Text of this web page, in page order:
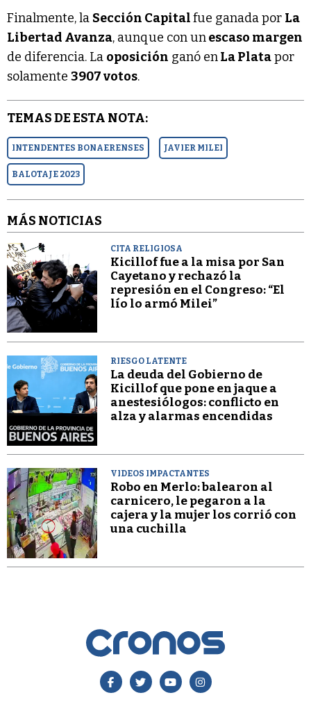
Finalmente, la Sección Capitalfue ganada por La
Libertad Avanza, aunque con unescaso margen
de diferencia. La oposición ganó enLa Platapor
solamente 3907 votos.
TEMAS DE ESTA NOTA:
INTENDENTES BONAERENSES JAVIER MILEI
BALOTAJE 2023
MÁS NOTICIAS
CITA RELIGIOSA
Kicillof fue a la misa por San
Cayetano y rechazó la
represión en el Congreso: “El
lío lo armó Milei”
RIESGO LATENTE
La deuda del Gobierno de
Kicillof que pone en jaque a
anestesiólogos: conflicto en
alza y alarmas encendidas
VIDEOS IMPACTANTES
Robo en Merlo: balearon al
carnicero, le pegaron a la
cajera y la mujer los corrió con
una cuchilla